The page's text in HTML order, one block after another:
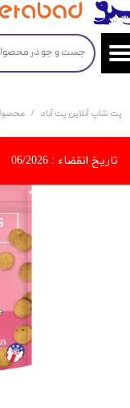
پت شاپ آنلاین پت آباد